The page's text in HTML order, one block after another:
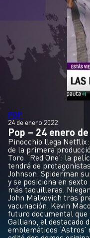
Entretención y
Dato en Pauta
Contenido
POP
24 de enero 2022
Pop – 24 enero
Pinocchio llega
de la primera
Toro. ‘Red One’: la
tendrá de
Johnson. Spiderman
y se posiciona en
más taquilleras.
John Malkovich tras
vacunación. Kevin
futuro documental
Galliano, el destacado
emblemáticos